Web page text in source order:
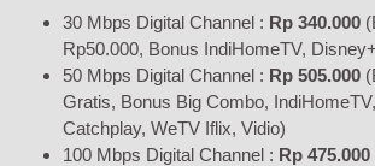
30 Mbps Digital Channel : Rp 340.000
Rp50.000, Bonus IndiHomeTV,
50 Mbps Digital Channel : Rp 505.000
Gratis, Bonus Big Combo,
Catchplay, WeTV Iflix, Vidio)
100 Mbps Digital Channel : Rp 475.000